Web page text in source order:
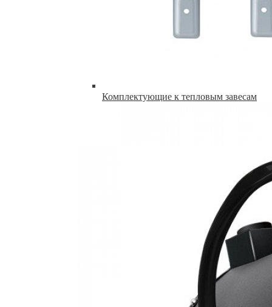
Комплектующие к тепловым завесам